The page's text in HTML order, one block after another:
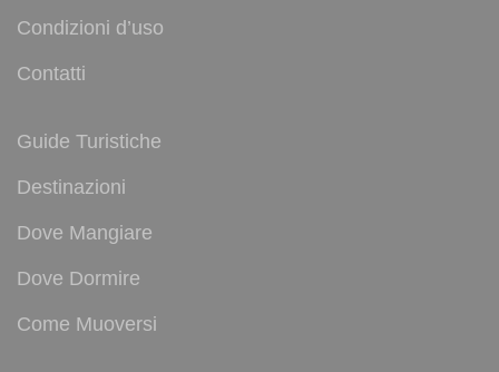
Condizioni d’uso
Contatti
Guide Turistiche
Destinazioni
Dove Mangiare
Dove Dormire
Come Muoversi